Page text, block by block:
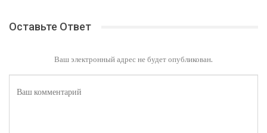
Оставьте Ответ
Ваш электронный адрес не будет опубликован.